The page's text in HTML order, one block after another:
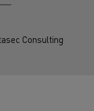
Consulting